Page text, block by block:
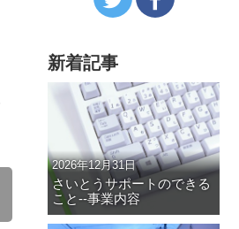
新着記事
2026年12月31日
さいとうサポートのできる
こと--事業内容